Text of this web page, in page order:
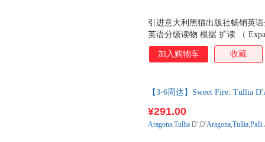
引进意大利黑猫出版社畅销英
英语分级读物 根据 扩读 （
念融 精读 和 泛读 的优点于一
言、文学、文化及其他与文本
猫英语分级读物 是绘本，故事
在小学生能够掌握的范围内；
理解文本；每本绘本末尾都配
加入购物车 收藏
【3-6周达】Sweet Fire: Tullia
¥291.00
Aragona,Tullia D';D'Aragona,Tullia;Palli